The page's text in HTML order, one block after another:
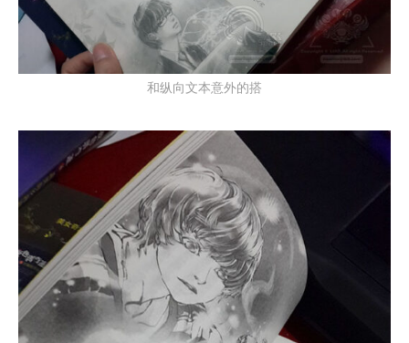
和纵向文本意外的搭